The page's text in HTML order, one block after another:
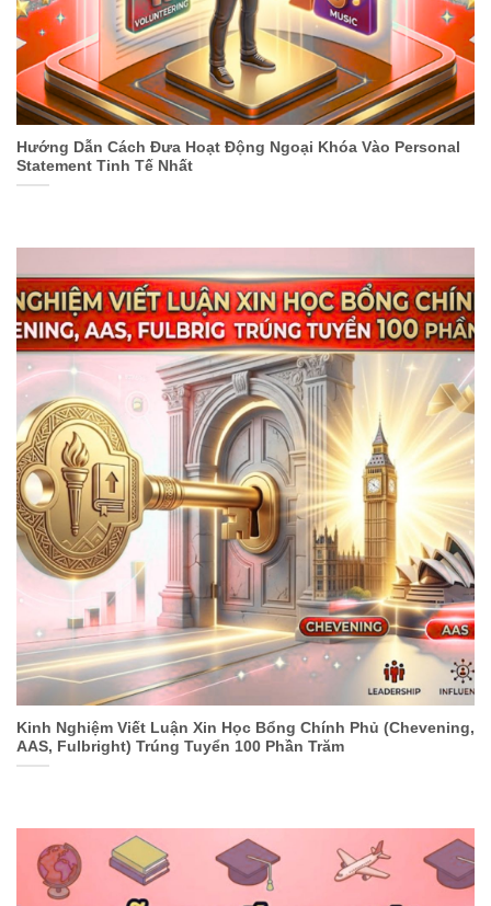
Hướng Dẫn Cách Đưa Hoạt Động Ngoại Khóa Vào Personal
Statement Tinh Tế Nhất
Kinh Nghiệm Viết Luận Xin Học Bổng Chính Phủ (Chevening,
AAS, Fulbright) Trúng Tuyển 100 Phần Trăm